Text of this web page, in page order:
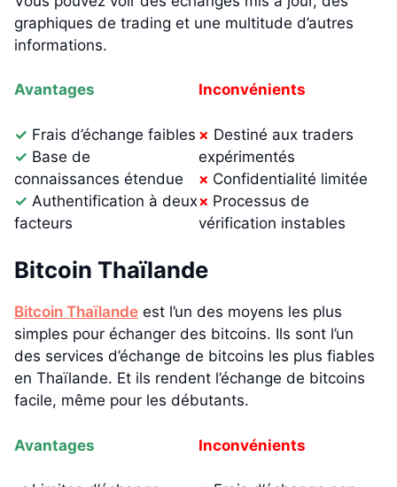
graphiques de trading et une multitude d’autres
informations.
Avantages
✓ Frais d’échange faibles
✓ Base de
connaissances étendue
✓ Authentification à deux
facteurs
Inconvénients
× Destiné aux traders
expérimentés
× Confidentialité limitée
× Processus de
vérification instables
Bitcoin Thaïlande
Bitcoin Thaïlande est l’un des moyens les plus
simples pour échanger des bitcoins. Ils sont l’un
des services d’échange de bitcoins les plus fiables
en Thaïlande. Et ils rendent l’échange de bitcoins
facile, même pour les débutants.
Avantages Inconvénients